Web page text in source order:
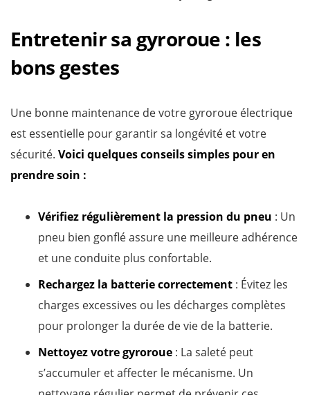
Entretenir sa gyroroue : les
bons gestes
Une bonne maintenance de votre gyroroue électrique
est essentielle pour garantir sa longévité et votre
sécurité. Voici quelques conseils simples pour en
prendre soin :
Vérifiez régulièrement la pression du pneu : Un
pneu bien gonflé assure une meilleure adhérence
et une conduite plus confortable.
Rechargez la batterie correctement : Évitez les
charges excessives ou les décharges complètes
pour prolonger la durée de vie de la batterie.
Nettoyez votre gyroroue : La saleté peut
s’accumuler et affecter le mécanisme. Un